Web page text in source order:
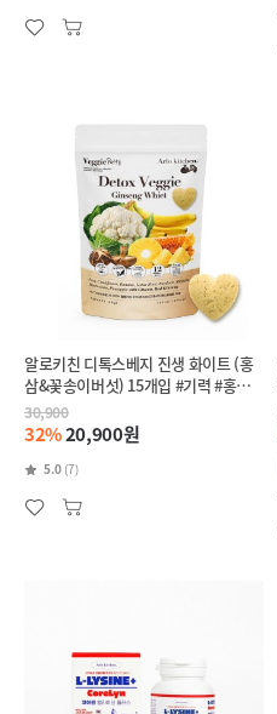
알로키친 디톡스베지 진생 화이트 (홍
삼&꽃송이버섯) 15개입 #기력 #홍삼
야채퓨레
30,900
32%20,900원
5.0 (7)